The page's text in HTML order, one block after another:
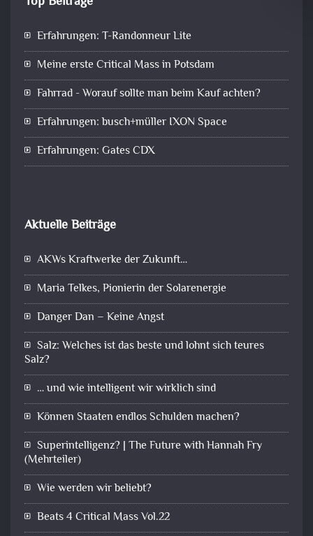
Erfahrungen: T-Randonneur Lite
Meine erste Critical Mass in Potsdam
Fahrrad - Worauf sollte man beim Kauf achten?
Erfahrungen: busch+müller IXON Space
Erfahrungen: Gates CDX
Aktuelle Beiträge
AKWs Kraftwerke der Zukunft…
Maria Telkes, Pionierin der Solarenergie
Danger Dan – Keine Angst
Salz: Welches ist das beste und lohnt sich teures
Salz?
… und wie intelligent wir wirklich sind
Können Staaten endlos Schulden machen?
Superintelligenz? | The Future with Hannah Fry
(Mehrteiler)
Wie werden wir beliebt?
Beats 4 Critical Mass Vol.22